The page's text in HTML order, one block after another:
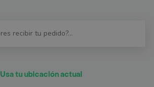
Usa tu ubicación actual